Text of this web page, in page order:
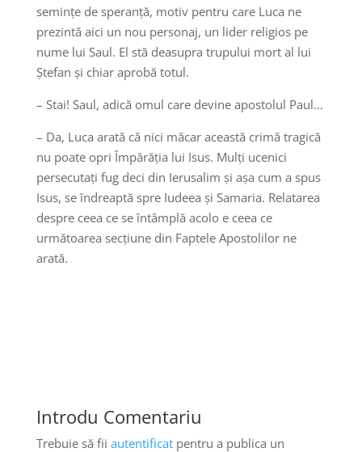
semințe de speranță, motiv pentru care Luca ne
prezintă aici un nou personaj, un lider religios pe
nume lui Saul. El stă deasupra trupului mort al lui
Ștefan și chiar aprobă totul.
– Stai! Saul, adică omul care devine apostolul Paul…
– Da, Luca arată că nici măcar această crimă tragică
nu poate opri Împărăția lui Isus. Mulți ucenici
persecutați fug deci din Ierusalim și așa cum a spus
Isus, se îndreaptă spre Iudeea și Samaria. Relatarea
despre ceea ce se întâmplă acolo e ceea ce
următoarea secțiune din Faptele Apostolilor ne
arată.
Introdu Comentariu
Trebuie să fii autentificatpentru a publica un